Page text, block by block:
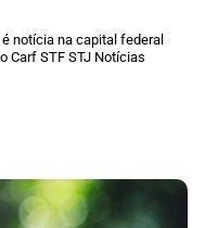
notícia na capital federal
Carf STF STJ Notícias